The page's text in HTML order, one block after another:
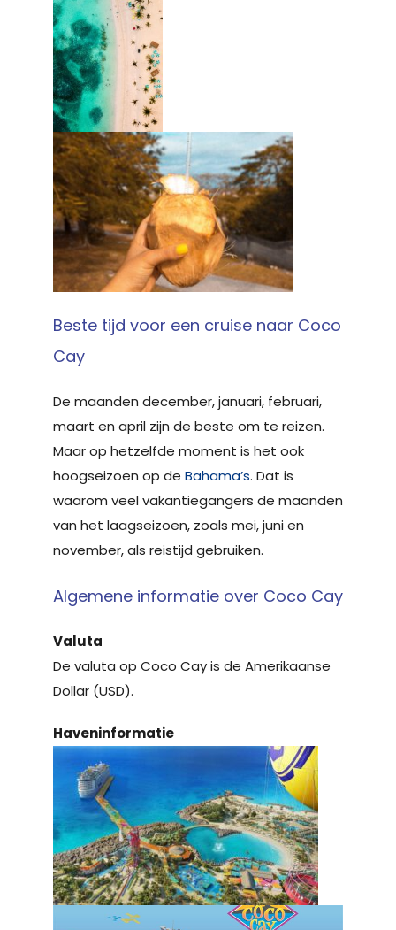
Beste tijd voor een cruise naar Coco
Cay
De maanden december, januari, februari,
maart en april zijn de beste om te reizen.
Maar op hetzelfde moment is het ook
hoogseizoen op de Bahama’s. Dat is
waarom veel vakantiegangers de maanden
van het laagseizoen, zoals mei, juni en
november, als reistijd gebruiken.
Algemene informatie over Coco Cay
Valuta
De valuta op Coco Cay is de Amerikaanse
Dollar (USD).
Haveninformatie